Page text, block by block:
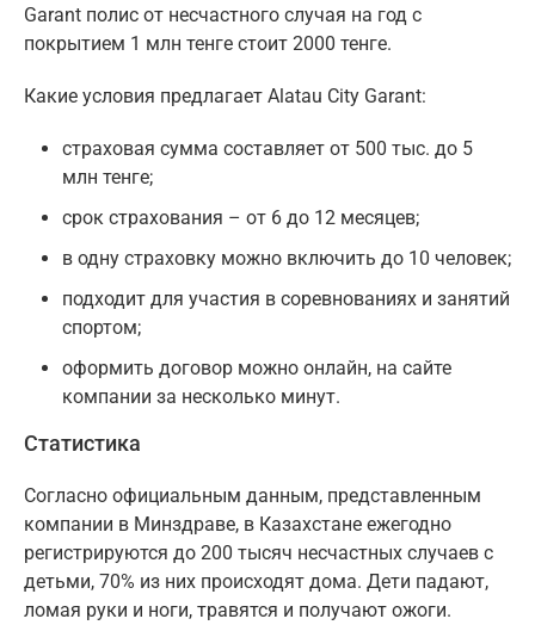
Garant полис от несчастного случая на год с
покрытием 1 млн тенге стоит 2000 тенге.
Какие условия предлагает Alatau City Garant:
страховая сумма составляет от 500 тыс. до 5
млн тенге;
срок страхования – от 6 до 12 месяцев;
в одну страховку можно включить до 10 человек;
подходит для участия в соревнованиях и занятий
спортом;
оформить договор можно онлайн, на сайте
компании за несколько минут.
Статистика
Согласно официальным данным, представленным
компании в Минздраве, в Казахстане ежегодно
регистрируются до 200 тысяч несчастных случаев с
детьми, 70% из них происходят дома. Дети падают,
ломая руки и ноги, травятся и получают ожоги.